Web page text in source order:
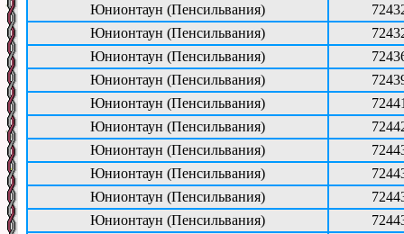
Юнионтаун (Пенсильвания)
Юнионтаун (Пенсильвания)
Юнионтаун (Пенсильвания)
Юнионтаун (Пенсильвания)
Юнионтаун (Пенсильвания)
Юнионтаун (Пенсильвания)
Юнионтаун (Пенсильвания)
Юнионтаун (Пенсильвания)
Юнионтаун (Пенсильвания)
Юнионтаун (Пенсильвания)